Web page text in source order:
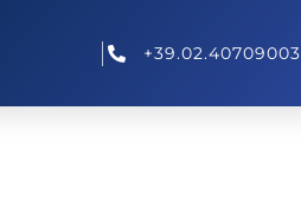
+39.02.40709003